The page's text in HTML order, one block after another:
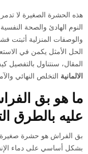
هذه الحشرة الصغيرة لا
النوم الهادئ والصحة
والوصفات المنزلية أثبتت
الحل الأمثل يكمن في
المقال، سنتناول
الالمانية التخلص النهائي
ما هو بق
عليه بالطرق
بق الفراش هو حشرة صغيرة
بشكل أساسي على دماء